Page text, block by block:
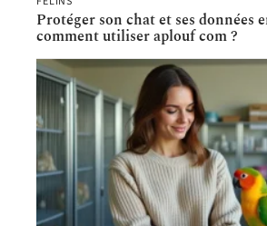
Protéger son chat et ses données
comment utiliser aplouf com ?